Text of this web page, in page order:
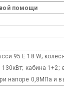
помощи
95 E 18 W;
кабина
напоре 0,8МПа и